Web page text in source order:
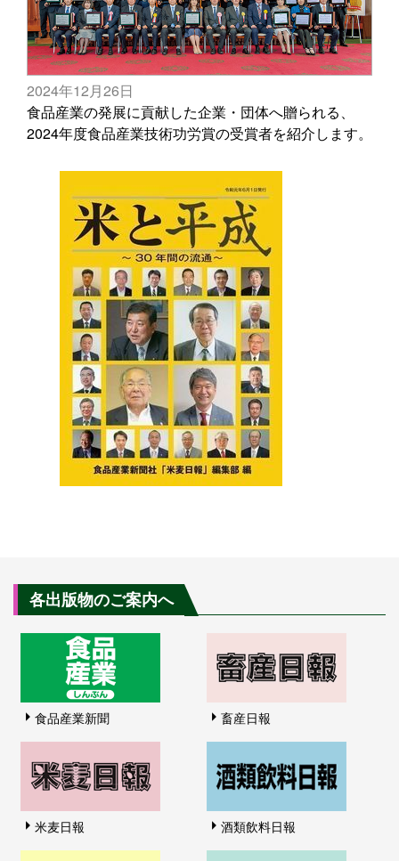
2024年12月26日
食品産業の発展に貢献した企業・団体へ贈られる、
2024年度食品産業技術功労賞の受賞者を紹介します。
各出版物のご案内へ
食品産業新聞 畜産日報
米麦日報 酒類飲料日報